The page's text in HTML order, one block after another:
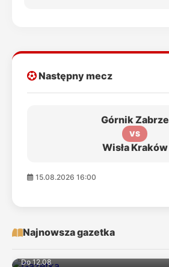
Następny mecz
Górnik Zabrze
VS
Wisła Kraków
15.08.2026 16:00
Najnowsza gazetka
Do 12.08